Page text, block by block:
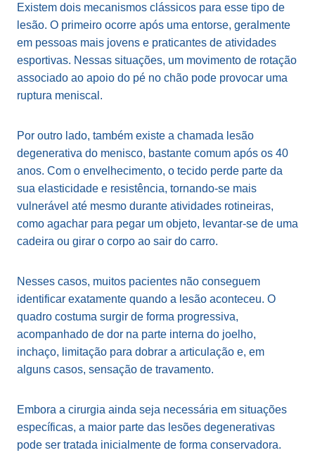
Existem dois mecanismos clássicos para esse tipo de
lesão. O primeiro ocorre após uma entorse, geralmente
em pessoas mais jovens e praticantes de atividades
esportivas. Nessas situações, um movimento de rotação
associado ao apoio do pé no chão pode provocar uma
ruptura meniscal.
Por outro lado, também existe a chamada lesão
degenerativa do menisco, bastante comum após os 40
anos. Com o envelhecimento, o tecido perde parte da
sua elasticidade e resistência, tornando-se mais
vulnerável até mesmo durante atividades rotineiras,
como agachar para pegar um objeto, levantar-se de uma
cadeira ou girar o corpo ao sair do carro.
Nesses casos, muitos pacientes não conseguem
identificar exatamente quando a lesão aconteceu. O
quadro costuma surgir de forma progressiva,
acompanhado de dor na parte interna do joelho,
inchaço, limitação para dobrar a articulação e, em
alguns casos, sensação de travamento.
Embora a cirurgia ainda seja necessária em situações
específicas, a maior parte das lesões degenerativas
pode ser tratada inicialmente de forma conservadora.